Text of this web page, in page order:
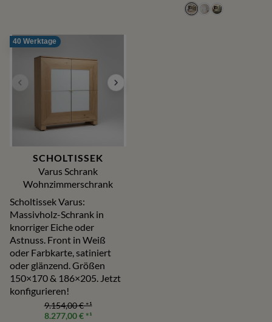
40 Werktage
SCHOLTISSEK
Varus Schrank
Wohnzimmerschrank
Scholtissek Varus:
Massivholz-Schrank in
knorriger Eiche oder
Astnuss. Front in Weiß
oder Farbkarte, satiniert
oder glänzend. Größen
150×170 & 186×205. Jetzt
konfigurieren!
9.154,00 €*¹
8.277,00 €*¹